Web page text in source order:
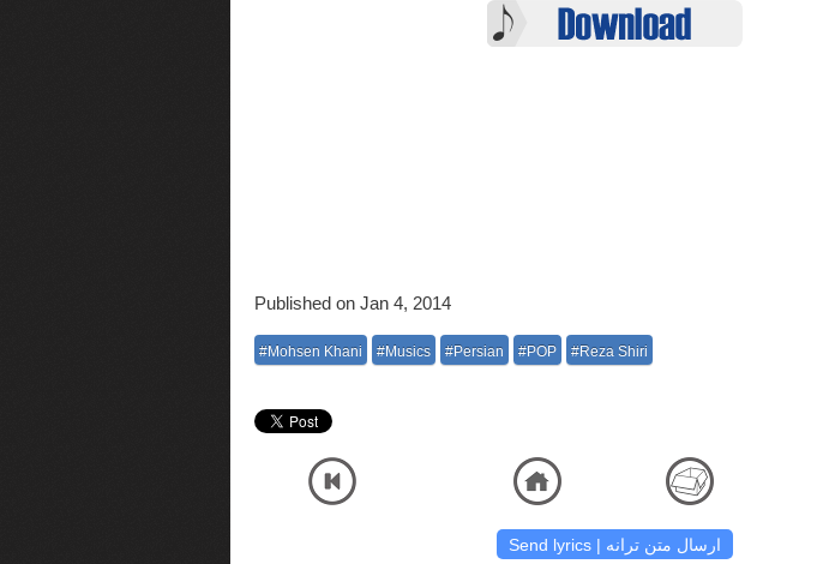
Published on Jan 4, 2014
#Mohsen Khani #Musics #Persian #POP #Reza Shiri